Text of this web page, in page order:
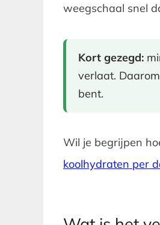
weegschaal snel
Kort gezegd:
verlaat.
bent.
Wil je begrijpen
koolhydraten per